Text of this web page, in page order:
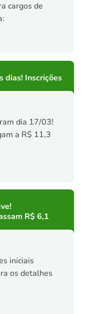
cargos de
dias! Inscrições
dia 17/03!
a R$ 11,3
R$ 6,1
iniciais
os detalhes